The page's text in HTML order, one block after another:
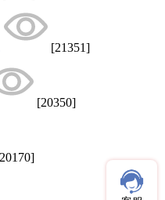
[21351]
[20350]